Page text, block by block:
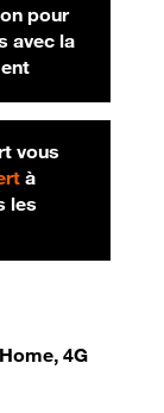
pour
avec la
vous
à
les
4G